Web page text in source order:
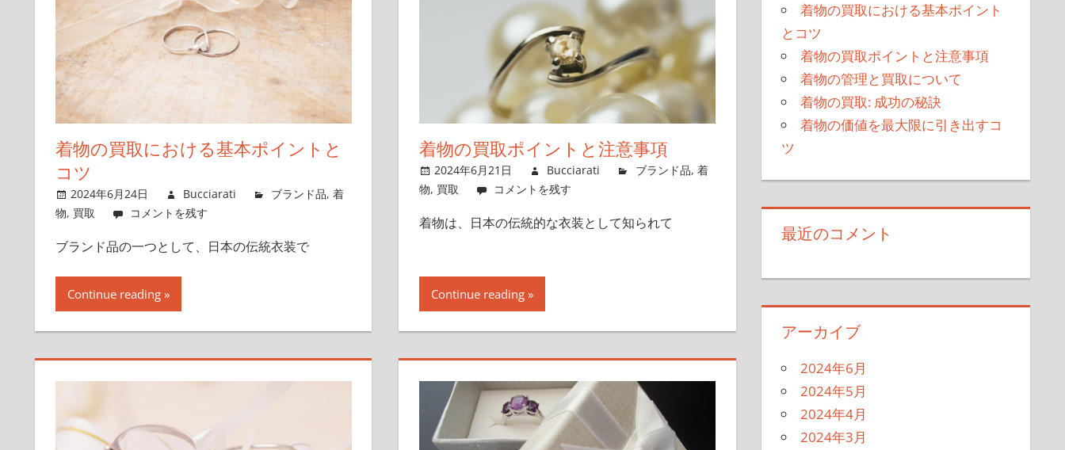
か？
着物の買取における基本ポイントと
コツ
2024年6月24日 Bucciarati ブランド品,着
物, 買取 コメントを残す
ブランド品の一つとして、日本の伝統衣装で
Continue reading
着物の買取ポイントと注意事項
2024年6月21日 Bucciarati ブランド品, 着
物, 買取 コメントを残す
着物は、日本の伝統的な衣装として知られて
Continue reading
着物の買取における基本ポイント
とコツ
着物の買取ポイントと注意事項
着物の管理と買取について
着物の買取: 成功の秘訣
着物の価値を最大限に引き出すコ
ツ
最近のコメント
アーカイブ
2024年6月
2024年5月
2024年4月
2024年3月